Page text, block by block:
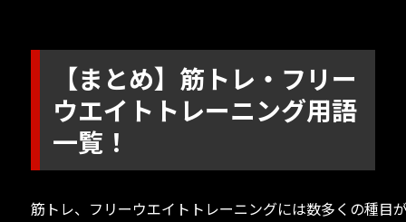
リ
【まとめ】筋トレ・フリー
ウエイトトレーニング用語
一覧！
筋トレ、フリーウエイトトレーニングには数多くの種目